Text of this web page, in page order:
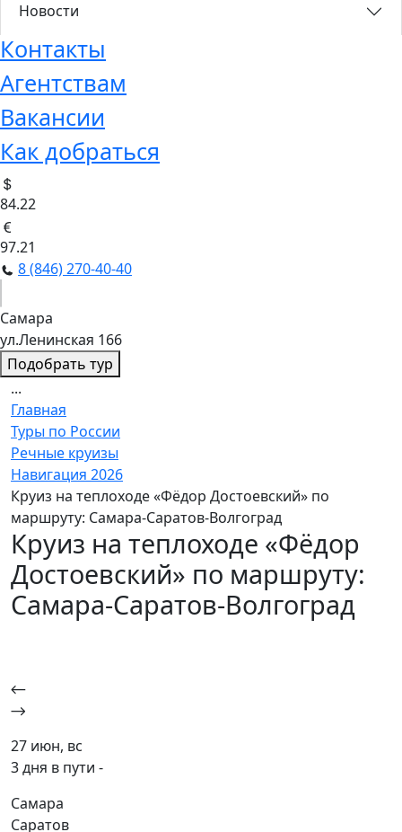
Новости
Контакты
Агентствам
Вакансии
Как добраться
84.22
97.21
8 (846) 270-40-40
Самара
ул.Ленинская 166
Подобрать тур
...
Главная
Туры по России
Речные круизы
Навигация 2026
Круиз на теплоходе «Фёдор Достоевский» по
маршруту: Самара-Саратов-Волгоград
Круиз на теплоходе «Фёдор
Достоевский» по маршруту:
Самара-Саратов-Волгоград
27 июн, вс
3 дня в пути -
Самара
Саратов